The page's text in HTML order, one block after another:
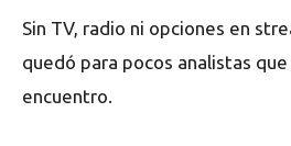
Sin TV, radio ni opciones en
quedó para pocos analistas
encuentro.